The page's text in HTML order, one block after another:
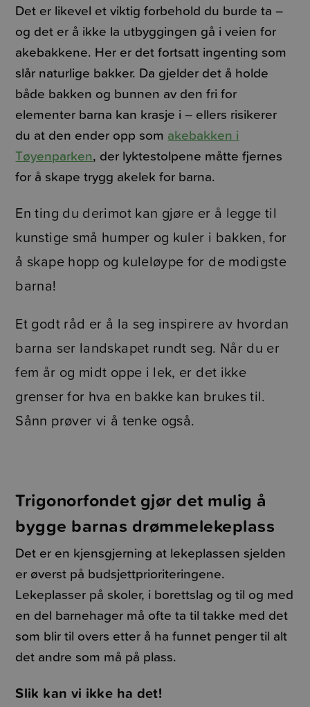
Det er likevel et viktig forbehold du burde ta –
og det er å ikke la utbyggingen gå i veien for
akebakkene. Her er det fortsatt ingenting som
slår naturlige bakker. Da gjelder det å holde
både bakken og bunnen av den fri for
elementer barna kan krasje i – ellers risikerer
du at den ender opp som akebakken i
Tøyenparken, der lyktestolpene måtte fjernes
for å skape trygg akelek for barna.
En ting du derimot kan gjøre er å legge til
kunstige små humper og kuler i bakken, for
å skape hopp og kuleløype for de modigste
barna!
Et godt råd er å la seg inspirere av hvordan
barna ser landskapet rundt seg. Når du er
fem år og midt oppe i lek, er det ikke
grenser for hva en bakke kan brukes til.
Sånn prøver vi å tenke også.
Trigonorfondet gjør det mulig å
bygge barnas drømmelekeplass
Det er en kjensgjerning at lekeplassen sjelden
er øverst på budsjettprioriteringene.
Lekeplasser på skoler, i borettslag og til og med
en del barnehager må ofte ta til takke med det
som blir til overs etter å ha funnet penger til alt
det andre som må på plass.
Slik kan vi ikke ha det!